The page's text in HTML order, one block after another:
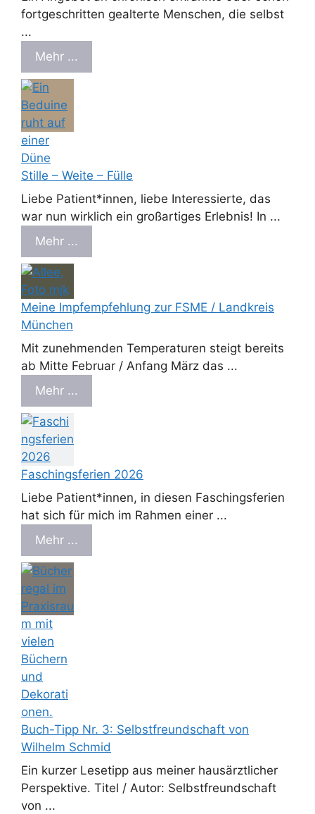
fortgeschritten gealterte Menschen, die selbst
...
Mehr ...
Stille – Weite – Fülle
Liebe Patient*innen, liebe Interessierte, das
war nun wirklich ein großartiges Erlebnis! In ...
Mehr ...
Meine Impfempfehlung zur FSME / Landkreis
München
Mit zunehmenden Temperaturen steigt bereits
ab Mitte Februar / Anfang März das ...
Mehr ...
Faschingsferien 2026
Liebe Patient*innen, in diesen Faschingsferien
hat sich für mich im Rahmen einer ...
Mehr ...
Buch-Tipp Nr. 3: Selbstfreundschaft von
Wilhelm Schmid
Ein kurzer Lesetipp aus meiner hausärztlicher
Perspektive. Titel / Autor: Selbstfreundschaft
von ...